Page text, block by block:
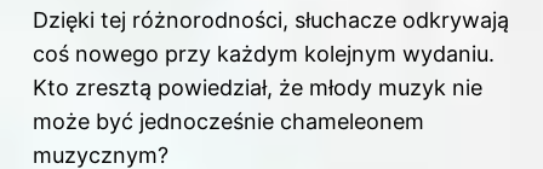
Dzięki tej różnorodności, słuchacze odkrywają
coś nowego przy każdym kolejnym wydaniu.
Kto zresztą powiedział, że młody muzyk nie
może być jednocześnie chameleonem
muzycznym?